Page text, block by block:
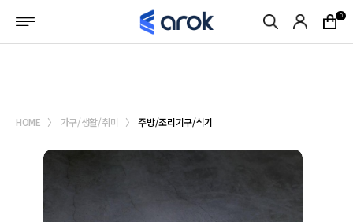
0
HOME 가구/생활/취미 주방/조리기구/식기